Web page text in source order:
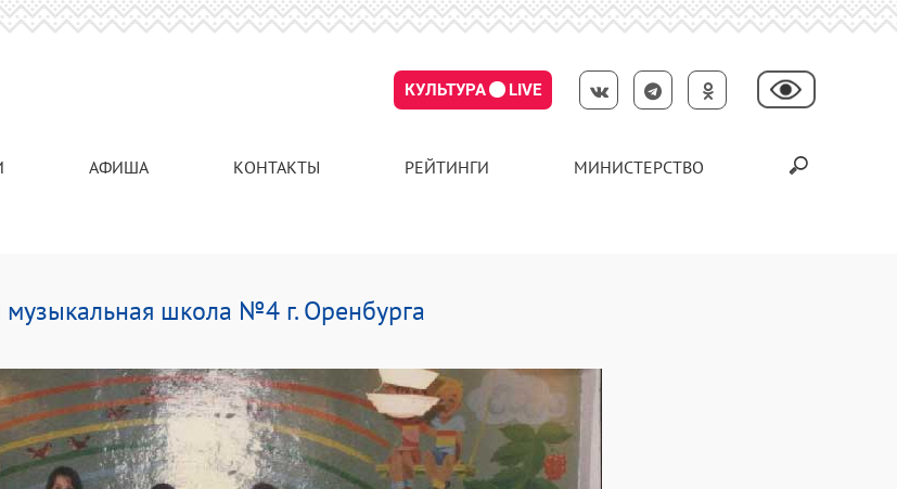
КУЛЬТУРА LIVE
АФИША КОНТАКТЫ РЕЙТИНГИ МИНИСТЕРСТВО
музыкальная школа №4 г. Оренбурга